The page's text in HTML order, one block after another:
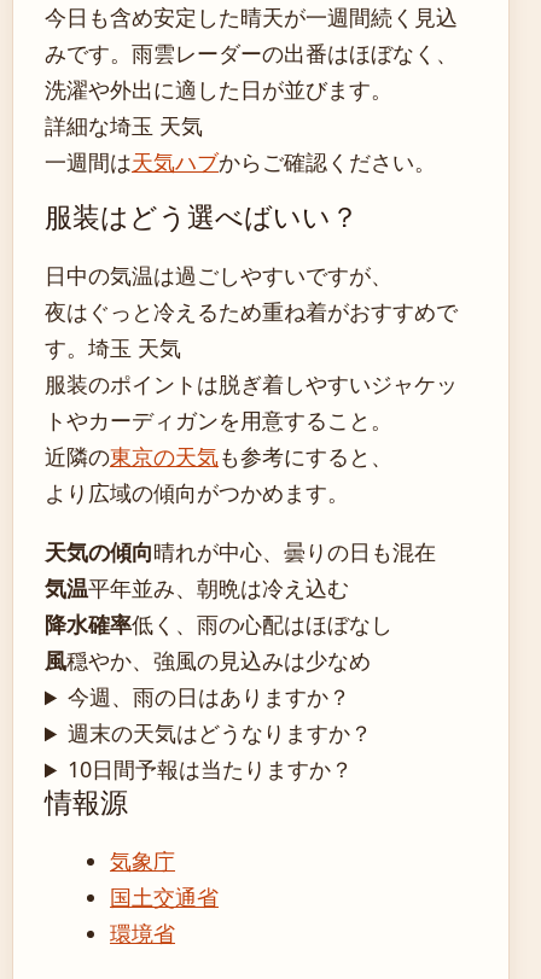
今日も含め安定した晴天が一週間続く見込
みです。雨雲レーダーの出番はほぼなく、
洗濯や外出に適した日が並びます。
詳細な埼玉 天気
一週間は天気ハブからご確認ください。
服装はどう選べばいい？
日中の気温は過ごしやすいですが、
夜はぐっと冷えるため重ね着がおすすめで
す。埼玉 天気
服装のポイントは脱ぎ着しやすいジャケッ
トやカーディガンを用意すること。
近隣の東京の天気も参考にすると、
より広域の傾向がつかめます。
天気の傾向晴れが中心、曇りの日も混在
気温平年並み、朝晩は冷え込む
降水確率低く、雨の心配はほぼなし
風穏やか、強風の見込みは少なめ
今週、雨の日はありますか？
週末の天気はどうなりますか？
10日間予報は当たりますか？
情報源
気象庁
国土交通省
環境省